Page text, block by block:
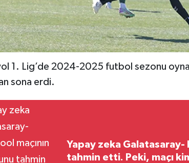
1. Lig’de 2024-2025 futbol sezonu
sona erdi.
Yapay zeka Galatasaray-
tahmin etti. Peki, maçı